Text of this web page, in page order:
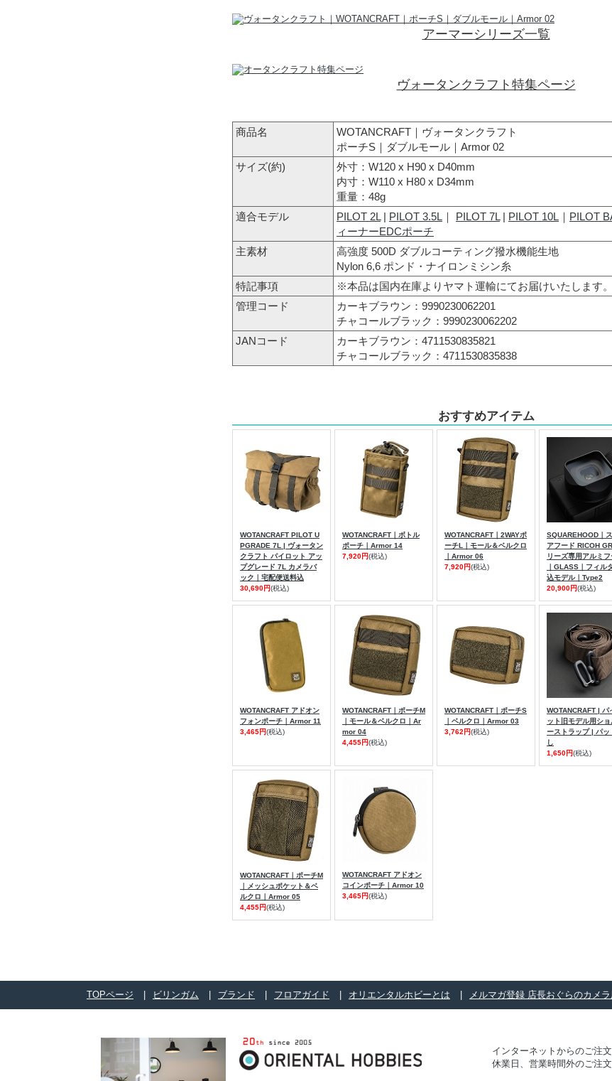
アーマーシリーズ一覧
ヴォータンクラフト特集ページ
商品名
WOTANCRAFT｜ヴォータンクラフト
ポーチS｜ダブルモール｜Armor 02
サイズ(約)
外寸：W120 x H90 x D40mm
内寸：W110 x H80 x D34mm
重量：48g
適合モデル
PILOT 2L| PILOT 3.5L ｜ PILOT 7L| PILOT 10L ｜ PILOT
ィーナーEDCポーチ
主素材
高強度 500D ダブルコーティング撥水機能生地
Nylon 6,6 ポンド・ナイロンミシン糸
特記事項
※本品は国内在庫よりヤマト運輸にてお届けいたします。
管理コード
カーキブラウン：9990230062201
チャコールブラック：9990230062202
JANコード
カーキブラウン：4711530835821
チャコールブラック：4711530835838
おすすめアイテム
WOTANCRAFT PILOT U
PGRADE 7L | ヴォータン
クラフト パイロット アッ
プグレード 7L カメラバ
ック｜宅配便送料込
30,690円(税込)
WOTANCRAFT｜ボトル
ポーチ｜Armor 14
7,920円(税込)
WOTANCRAFT｜2WAYポ
ーチL｜モール＆ベルクロ
｜Armor 06
7,920円(税込)
SQUAREHOOD｜
アフード RICOH
リーズ専用アルミフ
｜GLASS｜フィル
込モデル｜Type2
20,900円(税込)
WOTANCRAFT アドオン
フォンポーチ｜Armor 11
3,465円(税込)
WOTANCRAFT｜ポーチM
｜モール＆ベルクロ｜Ar
mor 04
4,455円(税込)
WOTANCRAFT｜ポーチS
｜ベルクロ｜Armor 03
3,762円(税込)
WOTANCRAFT | パ
ット旧モデル用ショ
ーストラップ | パッ
し
1,650円(税込)
WOTANCRAFT｜ポーチM
｜メッシュポケット＆ベ
ルクロ｜Armor 05
4,455円(税込)
WOTANCRAFT アドオン
コインポーチ｜Armor 10
3,465円(税込)
TOPページ ビリンガム ブランド フロアガイド オリエンタルホビーとは メルマガ登録 店長おぐらのカメラ
インターネットからのご注
休業日、営業時間外のご注